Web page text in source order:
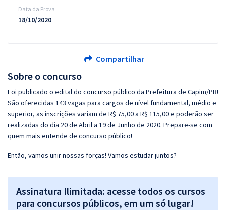
Sobre o concurso
Foi publicado o edital do concurso público da Prefeitura de Capim/PB!
São oferecidas 143 vagas para cargos de nível fundamental, médio e
superior, as inscrições variam de R$ 75,00 a R$ 115,00 e poderão ser
realizadas do dia 20 de Abril a 19 de Junho de 2020. Prepare-se com
quem mais entende de concurso público!
Então, vamos unir nossas forças! Vamos estudar juntos?
Assinatura Ilimitada: acesse todos os cursos
para concursos públicos, em um só lugar!
Data da Prova
18/10/2020
Compartilhar